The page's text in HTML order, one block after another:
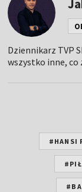
Dziennikarz TVP
wszystko inne, co
#HANSI